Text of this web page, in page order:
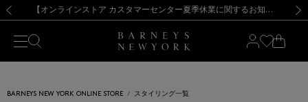
新規登録のお客様も対象！＜MY BARNEYS＞会員のお客様は11,000円（税込）以上のお買上げで常時送料無料！お買い物の際は会員登録を！
【夏季休業に伴う出荷一時停止のお知らせ】(2026.8.7) 【オンラインストア カスタマーセンター夏季休業に関するお知らせ】（2026.8.7）
【夏季休業に伴う返品・交換承り一時停止のお知らせ】（2026.8.5）
熊本県を中心とした地震の影響によるお荷物のお届けについて
【開催中】SUMMER SALEのご案内・ご注意事項 新規登録のお客様も対象！＜MY BARNEYS＞会員のお客様は11,000円（税込）以上のお買上げで常時送料無料！お買い物の際は会員登録を！
【夏季休業に伴う出荷一時停止のお知らせ】(2026.8.7)
BARNEYS NEW YORK ONLINE STORE スタイリング一覧